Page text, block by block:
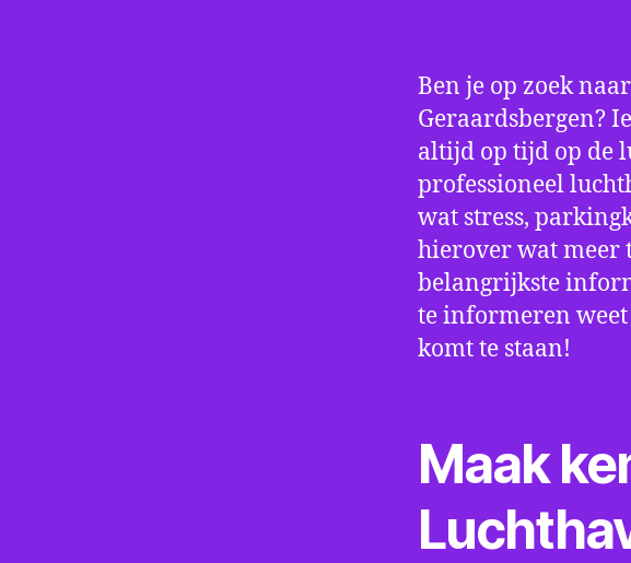
Ben je op zoek
Geraardsbergen?
altijd op tijd op de
professioneel
wat stress,
hierover wat meer
belangrijkste
te informeren
komt te staan!
Maak